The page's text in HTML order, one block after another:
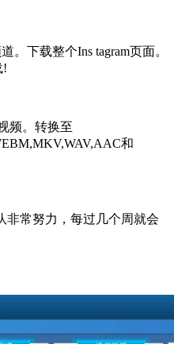
。下载整个Ins tagram页面。
!
频。转换至
和
非常努力，每过几个周就会